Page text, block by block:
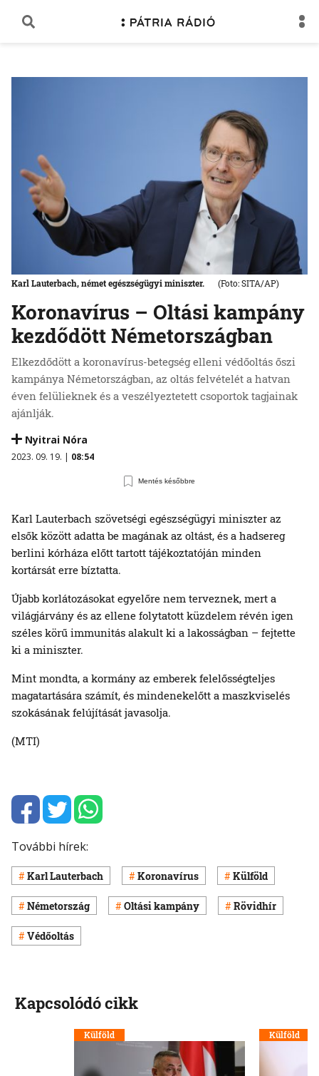
Koronavírus – Oltási kampány
kezdődött Németországban
Elkezdődött a koronavírus-betegség elleni védőoltás őszi
kampánya Németországban, az oltás felvételét a hatvan
éven felülieknek és a veszélyeztetett csoportok tagjainak
ajánlják.
Nyitrai Nóra
2023. 09. 19. | 08:54
Mentés későbbre
Karl Lauterbach, német egészségügyi miniszter. (Foto: SITA/AP)
Karl Lauterbach szövetségi egészségügyi miniszter az
elsők között adatta be magának az oltást, és a hadsereg
berlini kórháza előtt tartott tájékoztatóján minden
kortársát erre bíztatta.
Újabb korlátozásokat egyelőre nem terveznek, mert a
világjárvány és az ellene folytatott küzdelem révén igen
széles körű immunitás alakult ki a lakosságban – fejtette
ki a miniszter.
Mint mondta, a kormány az emberek felelősségteljes
magatartására számít, és mindenekelőtt a maszkviselés
szokásának felújítását javasolja.
(MTI)
További hírek:
Karl Lauterbach Koronavírus Külföld
Németország Oltási kampány Rövidhír
Védőoltás
Kapcsolódó cikk
Külföld Külföld